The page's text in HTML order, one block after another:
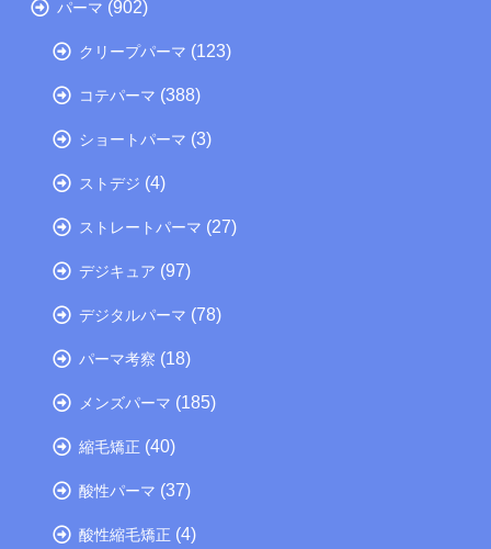
パーマ (902)
クリープパーマ (123)
コテパーマ (388)
ショートパーマ (3)
ストデジ (4)
ストレートパーマ (27)
デジキュア (97)
デジタルパーマ (78)
パーマ考察 (18)
メンズパーマ (185)
縮毛矯正 (40)
酸性パーマ (37)
酸性縮毛矯正 (4)